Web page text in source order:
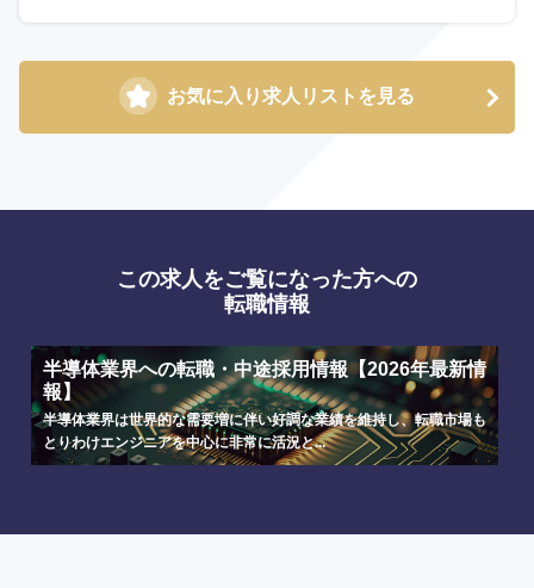
お気に入り求人リストを見る
選択する
選択する
選択する
選択する
この求人をご覧になった方への
転職情報
半導体業界への転職・中途採用情報【2026年最新情
報】
半導体業界は世界的な需要増に伴い好調な業績を維持し、転職市場も
とりわけエンジニアを中心に非常に活況と...